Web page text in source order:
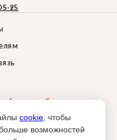
25
проектбрендингового
допустимо только при
cookie , чтобы
возможностей